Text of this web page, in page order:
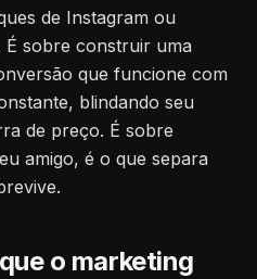
de Instagram ou
É sobre construir uma
que funcione com
blindando seu
de preço. É sobre
amigo, é o que separa
o marketing